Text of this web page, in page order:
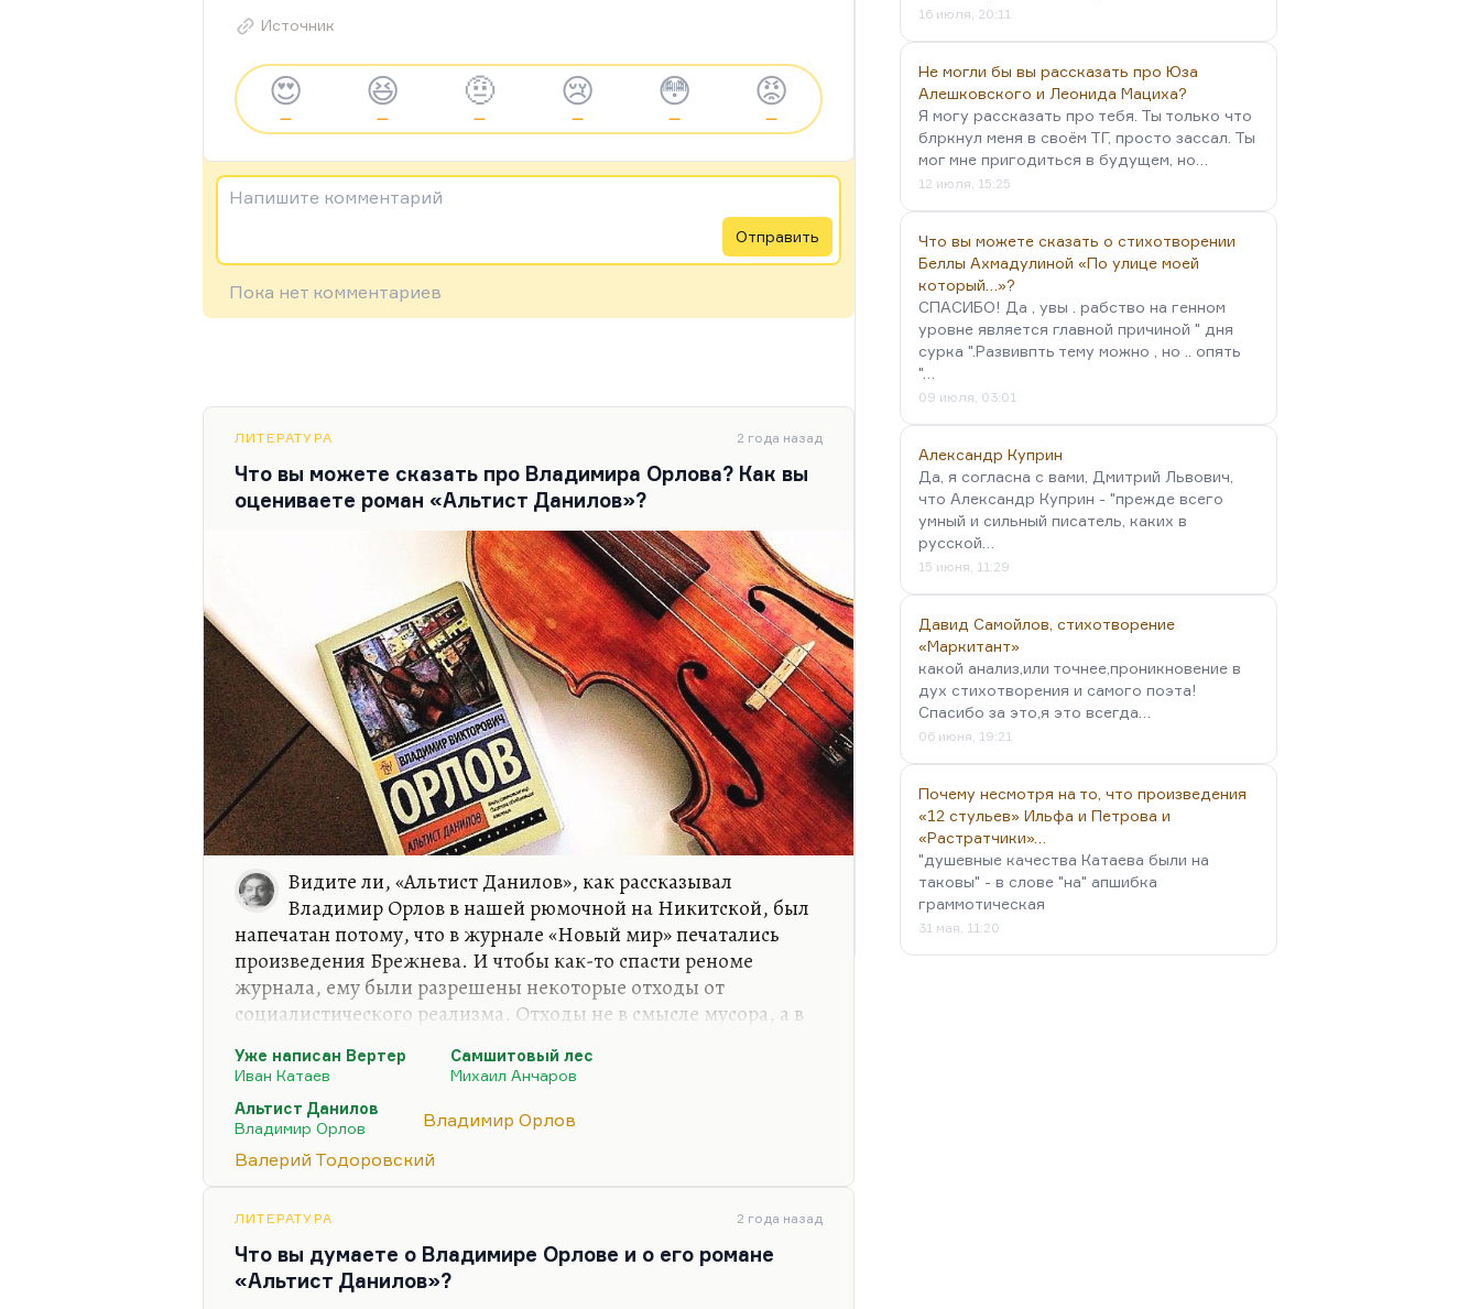
Источник
😍
—
😆
—
🤨
—
😢
—
😳
—
😡
—
Напишите комментарий
Отправить
Пока нет комментариев
ЛИТЕРАТУРА 2 года назад
Что вы можете сказать про Владимира Орлова? Как вы
оцениваете роман «Альтист Данилов»?
Видите ли, «Альтист Данилов», как рассказывал
Владимир Орлов в нашей рюмочной на Никитской, был
напечатан потому, что в журнале «Новый мир» печатались
произведения Брежнева. И чтобы как-то спасти реноме
журнала, ему были разрешены некоторые отходы от
социалистического реализма. Отходы не в смысле мусора, а в
текста: первый – «Самшитовый лес» Анчарова, второй – «Уже
написан Вертер» Катаева (в котором даже Троцкий упомянут,
правда, не прямо), а третий – «Альтист Данилов». Роман,
который принес нечеловеческую славу Владимиру Орлову и
как бы легитимизировал в России магический реализм.
Тогда принято было говорить, что Орлов –…
Уже написан Вертер
Иван Катаев
Самшитовый лес
Михаил Анчаров
Альтист Данилов
Владимир Орлов
Владимир Орлов
Валерий Тодоровский
ЛИТЕРАТУРА 2 года назад
Что вы думаете о Владимире Орлове и о его романе
«Альтист Данилов»?
16 июля, 20:11
Не могли бы вы рассказать про Юза
Алешковского и Леонида Мациха?
Я могу рассказать про тебя. Ты только что
блркнул меня в своём ТГ, просто зассал. Ты
мог мне пригодиться в будущем, но…
12 июля, 15:25
Что вы можете сказать о стихотворении
Беллы Ахмадулиной «По улице моей
который…»?
СПАСИБО! Да , увы . рабство на генном
уровне является главной причиной " дня
сурка ".Развивпть тему можно , но .. опять
"…
09 июля, 03:01
Александр Куприн
Да, я согласна с вами, Дмитрий Львович,
что Александр Куприн - "прежде всего
умный и сильный писатель, каких в
русской…
15 июня, 11:29
Давид Самойлов, стихотворение
«Маркитант»
какой анализ,или точнее,проникновение в
дух стихотворения и самого поэта!
Спасибо за это,я это всегда…
06 июня, 19:21
Почему несмотря на то, что произведения
«12 стульев» Ильфа и Петрова и
«Растратчики»…
"душевные качества Катаева были на
таковы" - в слове "на" апшибка
граммотическая
31 мая, 11:20